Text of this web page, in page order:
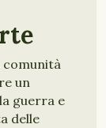
comunità
un
guerra e
delle